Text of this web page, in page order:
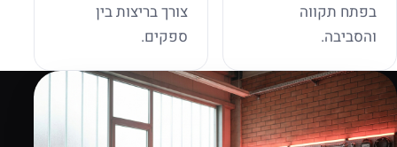
בפתח תקווה
והסביבה.
צורך בריצות בין
ספקים.